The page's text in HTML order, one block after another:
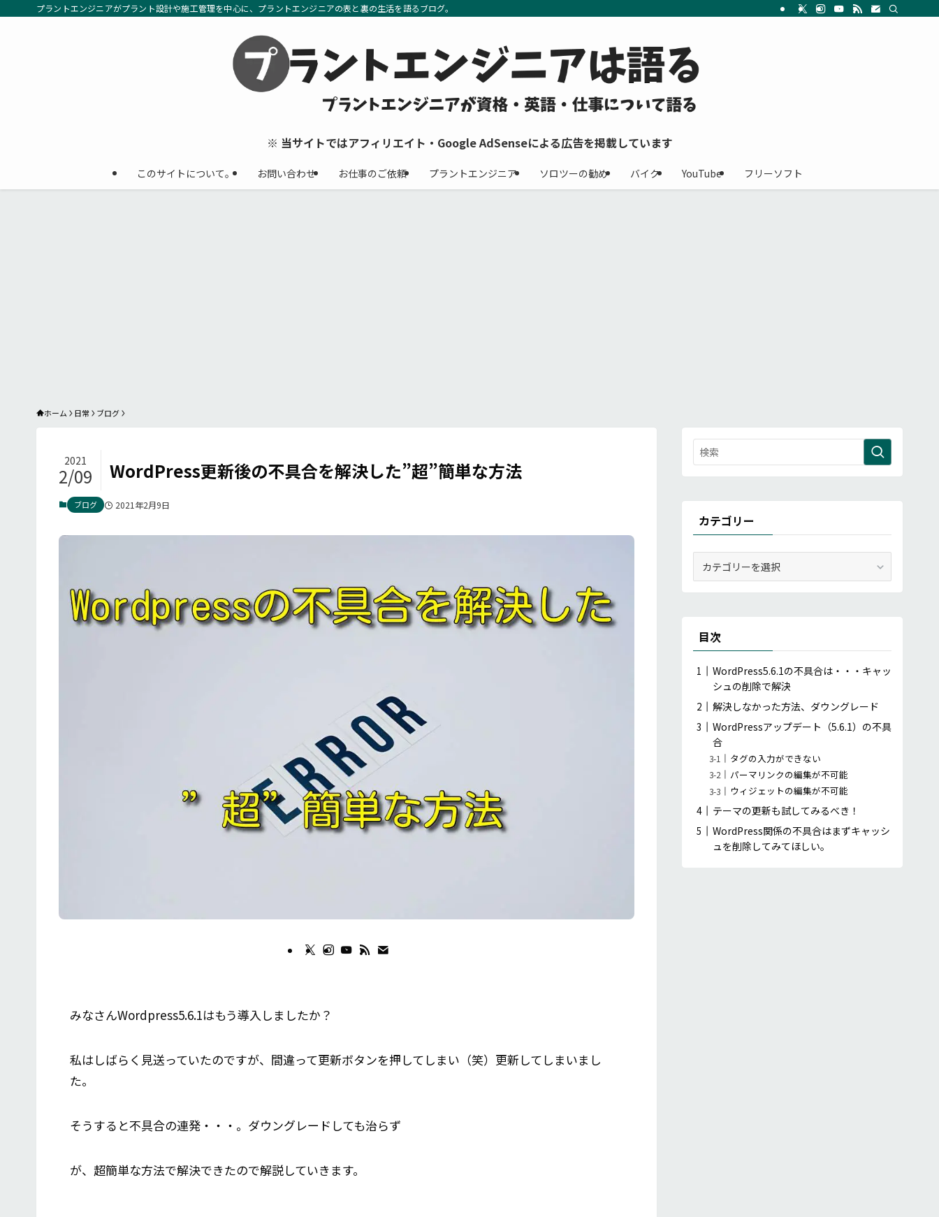
プラントエンジニアがプラント設計や施工管理を中心に、プラントエンジニアの表と裏の生活を語るブログ。
このサイトについて。 お問い合わせ お仕事のご依頼 プラントエンジニア ソロツーの勧め バイク YouTube フリーソフト
※ 当サイトではアフィリエイト・Google AdSenseによる広告を掲載しています
ホーム 日常 ブログ
WordPress更新後の不具合を解決した”超”簡単な方法
2021
2/09
ブログ 2021年2月9日
みなさんWordpress5.6.1はもう導入しましたか？
私はしばらく見送っていたのですが、間違って更新ボタンを押してしまい（笑）更新してしまいまし
た。
そうすると不具合の連発・・・。ダウングレードしても治らず
が、超簡単な方法で解決できたので解説していきます。
カテゴリー
ゴ
目次
WordPress5.6.1の不具合は・・・キャッ
シュの削除で解決
解決しなかった方法、ダウングレード
WordPressアップデート（5.6.1）の不具
合
タグの入力ができない
パーマリンクの編集が不可能
ウィジェットの編集が不可能
テーマの更新も試してみるべき！
WordPress関係の不具合はまずキャッシ
ュを削除してみてほしい。